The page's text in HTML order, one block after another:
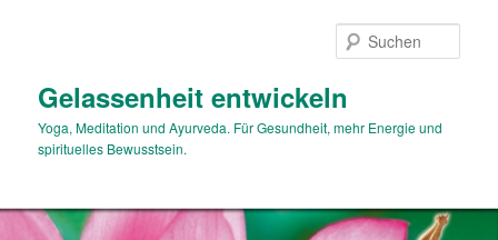
Gelassenheit entwickeln
Yoga, Meditation und Ayurveda. Für Gesundheit, mehr Energie und
spirituelles Bewusstsein.